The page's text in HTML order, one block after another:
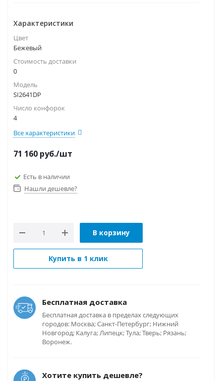
Характеристики
Цвет
Бежевый
Стоимость доставки
0
Модель
SI2641DP
Число конфорок
4
Все характеристики
71 160 руб./шт
Есть в наличии
Нашли дешевле?
В корзину
Купить в 1 клик
Бесплатная доставка
Бесплатная доставка в пределах следующих
городов: Москва; Санкт-Петербург; Нижний
Новгород; Калуга; Липецк; Тула; Тверь; Рязань;
Воронеж.
Хотите купить дешевле?